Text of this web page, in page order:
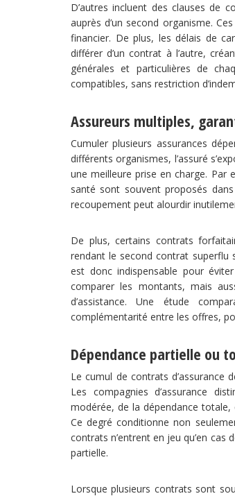
D’autres incluent des clauses de
auprès d’un second organisme.
financier. De plus, les délais de
différer d’un contrat à l’autre,
générales et particulières de
compatibles, sans restriction
Assureurs multiples,
Cumuler plusieurs assurances
différents organismes, l’assuré
une meilleure prise en charge. Par
santé sont souvent proposés
recoupement peut alourdir
De plus, certains contrats
rendant le second contrat superflu
est donc indispensable pour
comparer les montants, mais
d’assistance. Une étude
complémentarité entre les offres,
Dépendance partielle ou
Le cumul de contrats d’assurance
Les compagnies d’assurance
modérée, de la dépendance totale,
Ce degré conditionne non
contrats n’entrent en jeu qu’en
partielle.
Lorsque plusieurs contrats sont